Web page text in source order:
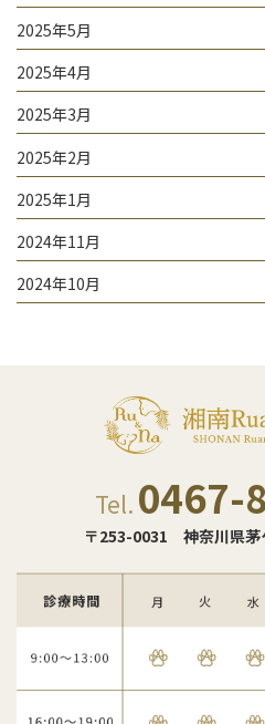
2025年5月
2025年4月
2025年3月
2025年2月
2025年1月
2024年11月
2024年10月
Tel. 0467-
〒253-0031 神奈川県